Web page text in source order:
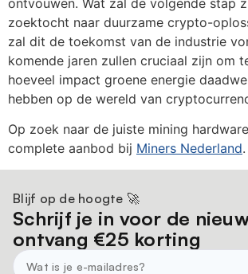
ontvouwen. Wat zal de volgende stap
zoektocht naar duurzame crypto-
zal dit de toekomst van de industrie
komende jaren zullen cruciaal zijn om
hoeveel impact groene energie
hebben op de wereld van
Op zoek naar de juiste mining
complete aanbod bij Miners Nederland.
Blijf op de hoogte 🚀
Schrijf je in voor de
ontvang €25 korting